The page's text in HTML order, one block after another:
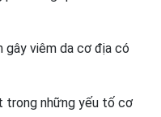
gây viêm da cơ địa có
trong những yếu tố cơ